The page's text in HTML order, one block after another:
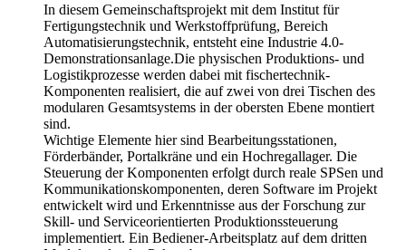
In diesem Gemeinschaftsprojekt mit dem Institut für
Fertigungstechnik und Werkstoffprüfung, Bereich
Automatisierungstechnik, entsteht eine Industrie 4.0-
Demonstrationsanlage.Die physischen Produktions- und
Logistikprozesse werden dabei mit fischertechnik-
Komponenten realisiert, die auf zwei von drei Tischen des
modularen Gesamtsystems in der obersten Ebene montiert
sind.
Wichtige Elemente hier sind Bearbeitungsstationen,
Förderbänder, Portalkräne und ein Hochregallager. Die
Steuerung der Komponenten erfolgt durch reale SPSen und
Kommunikationskomponenten, deren Software im Projekt
entwickelt wird und Erkenntnisse aus der Forschung zur
Skill- und Serviceorientierten Produktionssteuerung
implementiert. Ein Bediener-Arbeitsplatz auf dem dritten